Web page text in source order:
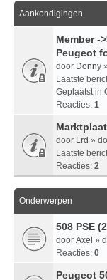
Aankondigingen
Member -
Peugeot
door Donny
Laatste
Geplaatst in
Reacties: 1
door Lrd »
Laatste
Reacties: 2
Onderwerpen
508 PSE
door Axel »
Reacties: 0
Peugeot